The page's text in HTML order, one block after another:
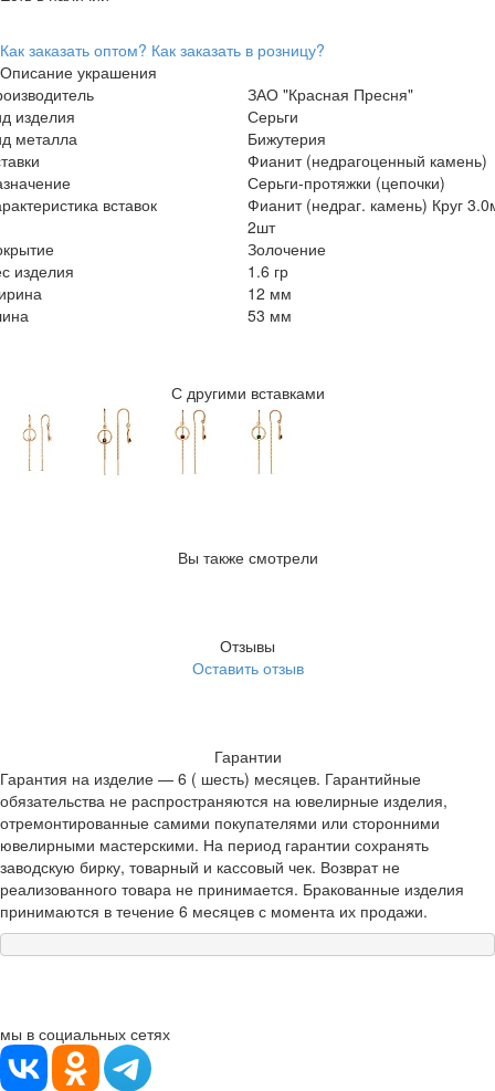
Как заказать оптом? Как заказать в розницу?
Описание украшения
ЗАО "Красная Пресня"
изделия
Серьги
металла
Бижутерия
Фианит (недрагоценный камень)
Серьги-протяжки (цепочки)
вставок
Фианит (недраг. камень) Круг
2шт
Золочение
изделия
1.6 гр
12 мм
53 мм
С другими вставками
Вы также смотрели
Отзывы
Оставить отзыв
Гарантии
Гарантия на изделие — 6 ( шесть) месяцев. Гарантийные
обязательства не распространяются на ювелирные изделия,
отремонтированные самими покупателями или сторонними
ювелирными мастерскими. На период гарантии сохранять
заводскую бирку, товарный и кассовый чек. Возврат не
реализованного товара не принимается. Бракованные изделия
принимаются в течение 6 месяцев с момента их продажи.
мы в социальных сетях